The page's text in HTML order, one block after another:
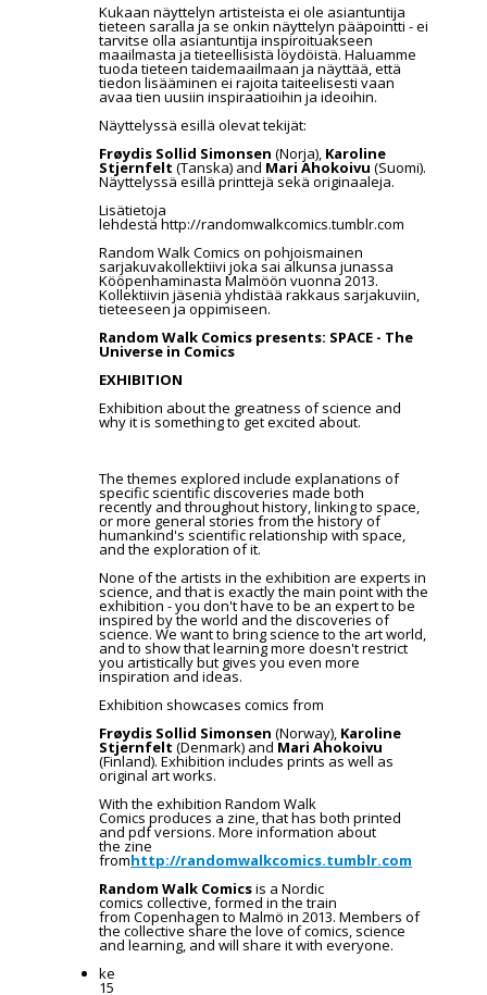
Kukaan näyttelyn artisteista ei ole asiantuntija
tieteen saralla ja se onkin näyttelyn pääpointti - ei
tarvitse olla asiantuntija inspiroituakseen
maailmasta ja tieteellisistä löydöistä. Haluamme
tuoda tieteen taidemaailmaan ja näyttää, että
tiedon lisääminen ei rajoita taiteelisesti vaan
avaa tien uusiin inspiraatioihin ja ideoihin.
Näyttelyssä esillä olevat tekijät:
Frøydis Sollid Simonsen(Norja), Karoline
Stjernfelt(Tanska) and MariAhokoivu(Suomi).
Näyttelyssä esillä printtejä sekä originaaleja.
Lisätietoja
lehdestä http://randomwalkcomics.tumblr.com
Random Walk Comics on pohjoismainen
sarjakuvakollektiivi joka sai alkunsa junassa
Kööpenhaminasta Malmöön vuonna 2013.
Kollektiivin jäseniä yhdistää rakkaus sarjakuviin,
tieteeseen ja oppimiseen.
Random Walk Comics presents: SPACE - The
Universe in Comics
EXHIBITION
Exhibition about the greatness of science and
why it is something to get excited about.
The themes explored include explanations of
specific scientific discoveries made both
recently and throughout history, linking to space,
or more general stories from the history of
humankind's scientific relationship with space,
and the exploration of it.
None of the artists in the exhibition are experts in
science, and that is exactly the main point with the
exhibition - you don't have to be an expert to be
inspired by the world and the discoveries of
science. We want to bring science to the art world,
and to show that learning more doesn't restrict
you artistically but gives you even more
inspiration and ideas.
Exhibition showcases comics from
Frøydis Sollid Simonsen(Norway), Karoline
Stjernfelt(Denmark) andMariAhokoivu
(Finland). Exhibition includes prints as well as
original art works.
With the exhibition Random Walk
Comics produces a zine, that has both printed
and pdf versions. More information about
the zine
fromhttp://randomwalkcomics.tumblr.com
Random Walk Comicsis a Nordic
comics collective, formed in the train
from Copenhagen to Malmö in 2013. Members of
the collective share the love of comics, science
and learning, and will share it with everyone.
ke
15